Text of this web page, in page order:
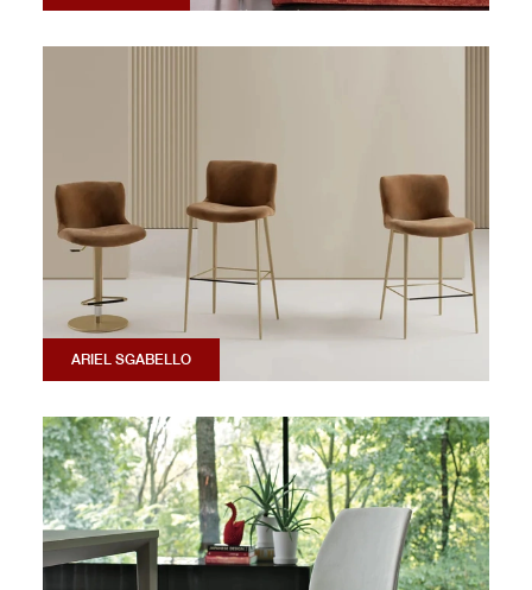
ARIEL SGABELLO